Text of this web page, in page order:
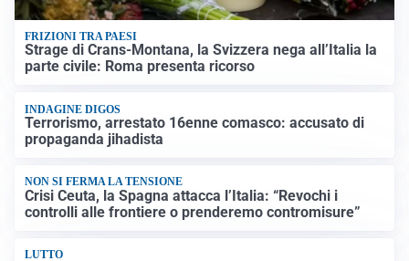
FRIZIONI TRA PAESI
Strage di Crans-Montana, la Svizzera nega all’Italia la
parte civile: Roma presenta ricorso
INDAGINE DIGOS
Terrorismo, arrestato 16enne comasco: accusato di
propaganda jihadista
NON SI FERMA LA TENSIONE
Crisi Ceuta, la Spagna attacca l’Italia: “Revochi i
controlli alle frontiere o prenderemo contromisure”
LUTTO